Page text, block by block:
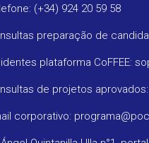
(+34) 924 20 59 58
preparação de
plataforma CoFFEE:
de projetos
corporativo: